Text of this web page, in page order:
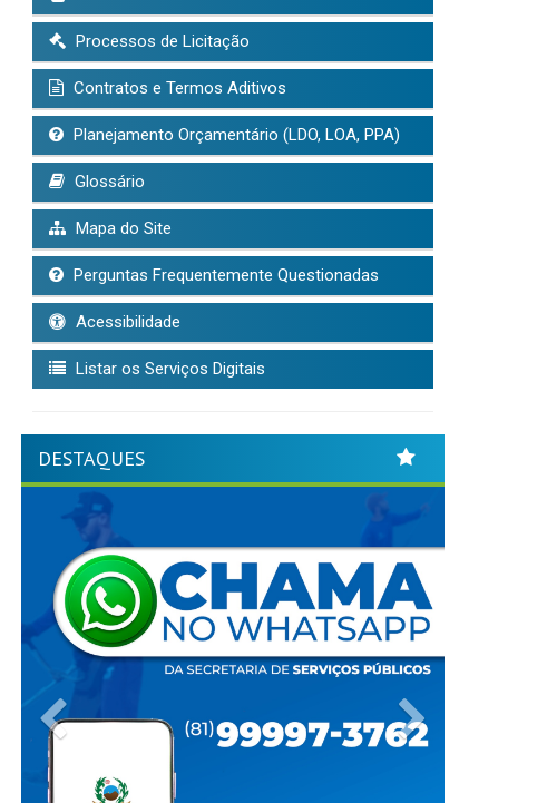
Processos de Licitação
Contratos e Termos Aditivos
Planejamento Orçamentário (LDO, LOA, PPA)
Glossário
Mapa do Site
Perguntas Frequentemente Questionadas
Acessibilidade
Listar os Serviços Digitais
DESTAQUES
Previous